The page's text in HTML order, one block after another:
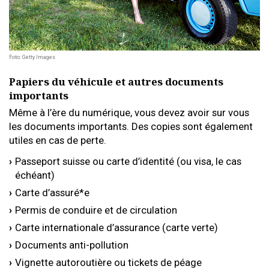
Foto: Getty Images
Papiers du véhicule et autres documents
importants
Même à l’ère du numérique, vous devez avoir sur vous
les documents importants. Des copies sont également
utiles en cas de perte.
Passeport suisse ou carte d’identité (ou visa, le cas
échéant)
Carte d’assuré*e
Permis de conduire et de circulation
Carte internationale d’assurance (carte verte)
Documents anti-pollution
Vignette autoroutière ou tickets de péage